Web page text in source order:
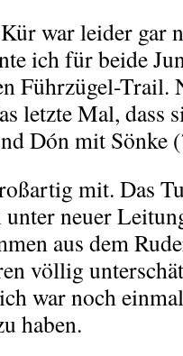
war leider gar
ich für beide
Führzügel-Trail.
letzte Mal, dass
Dón mit Sönke
mit. Das
unter neuer
aus dem
völlig
war noch
haben.